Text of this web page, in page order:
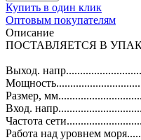
Купить в один клик
Оптовым покупателям
Описание
ПОСТАВЛЯЕТСЯ В
Выход.
Размер,
Вход.
Частота
Работа над уровнем